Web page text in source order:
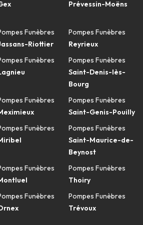
Funèbres
Riottier
Funèbres
Funèbres
Funèbres
Funèbres
Funèbres
Prévessin-Moëns
Pompes Funèbres
Reyrieux
Pompes Funèbres
Saint-Denis-lès-
Bourg
Pompes Funèbres
Saint-Genis-Pouilly
Pompes Funèbres
Saint-Maurice-de-
Beynost
Pompes Funèbres
Thoiry
Pompes Funèbres
Trévoux